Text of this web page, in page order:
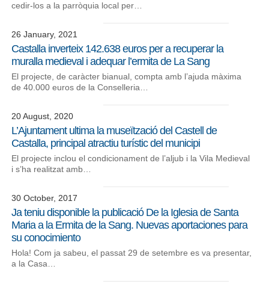
cedir-los a la parròquia local per…
26 January, 2021
Castalla inverteix 142.638 euros per a recuperar la
muralla medieval i adequar l’ermita de La Sang
El projecte, de caràcter bianual, compta amb l’ajuda màxima
de 40.000 euros de la Conselleria…
20 August, 2020
L’Ajuntament ultima la museïtzació del Castell de
Castalla, principal atractiu turístic del municipi
El projecte inclou el condicionament de l’aljub i la Vila Medieval
i s’ha realitzat amb…
30 October, 2017
Ja teniu disponible la publicació De la Iglesia de Santa
Maria a la Ermita de la Sang. Nuevas aportaciones para
su conocimiento
Hola! Com ja sabeu, el passat 29 de setembre es va presentar,
a la Casa…